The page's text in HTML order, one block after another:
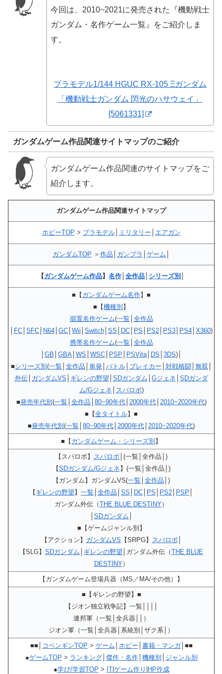
今回は、2010~2021に発売された『機動戦士
ガンダム・名作ゲーム一覧』をご紹介しま
す。
プラモデル1/144 HGUC RX-105 Ξガンダム
「機動戦士ガンダム 閃光のハサウェイ」
[5061331]
ガンダムゲーム作品関連サイトマップのご紹介
ガンダムゲーム作品関連のサイトマップをご
紹介します。
ガンダムゲーム作品関連サイトマップ
ホビーTOP > プラモデル│ ミリタリー エアガン
ガンダムTOP ＞ 作品 ガンプラ ゲーム
【ガンダムゲーム作品】 名作 全作品 シリーズ別
■【 ガンダムゲーム名作】■
■【機種別 】
据置名作ゲーム(一覧 全作品
FC SFC N64 GC Wii Switch SS DC PS PS2 PS3 PS4 X360)
携帯名作ゲーム(一覧 全作品
GB GBA WS WSC PSP PSVita│ DS 3DS)│
■シリーズ別 (一覧 全作品 単発│ バトル│ ブレイカー 対戦格闘 無双
外伝│ ガンダムVS ギレンの野望 SDガンダム Gジェネ SDガンダ
ム/Gジェネ
スパロボ)
■発売年代別 (一覧 全作品 80~90年代│ 2000年代│ 2010~2020年代)
■【全タイトル】■
■発売年代別 (一覧 80~90年代 2000年代 2010~2020年代)
■【 ガンダムゲーム・シリーズ別 】
【スパロボ】 スパロボ │(一覧│全作品│)
【SDガンダム/Gジェネ 】(一覧│全作品│)
【ガンダム】ガンダムVS(一覧 全作品 │)
【 ギレンの野望 】 一覧 全作品 SS DC PS PS2 PSP
ガンダム外伝（THE BLUE DESTINY）
SDガンダム
■【ゲームジャンル別】
【アクション】 ガンダムVS 【SRPG】 スパロボ│
【SLG】 SDガンダム ギレンの野望 │ガンダム外伝（THE BLUE
DESTINY）
【ガンダムゲーム登場兵器（MS／MA/その他）】
■【ギレンの野望】■
【ジオン独立戦争記】一覧││││
連邦軍（一覧│全兵器││）
ジオン軍（一覧│全兵器│系統別│ザク系│）
■■│ コペンギンTOP > ゲーム ホビー 書籍・マンガ│■■
●ゲームTOP > ランキング│ 傑作・名作│ 機種別
ジャンル別
●学び/学習TOP > IT| ゲーム作り HP作成